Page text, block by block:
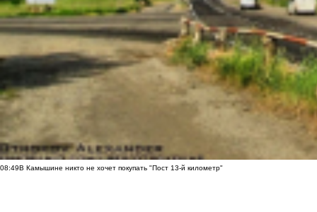
08:49В Камышине никто не хочет покупать "Пост 13-й километр"